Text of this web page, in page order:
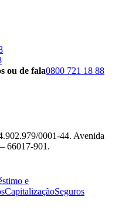
ou de fala0800 721 18 88
0001‐44. Avenida
66017-901.
e
CapitalizaçãoSeguros